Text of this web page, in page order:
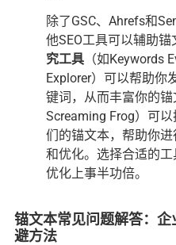
除了GSC、Ahrefs和
他SEO工具可以辅助锚
究工具 （如Keywords
Explorer）可以帮助你
键词，从而丰富你的锚
Screaming Frog）可
们的锚文本，帮助你
和优化。选择合适的
优化上事半功倍。
锚文本常见问题解答：企
避方法